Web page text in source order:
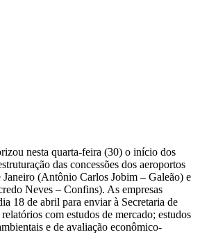
nesta quarta-feira (30) o início dos
das concessões dos aeroportos
(Antônio Carlos Jobim – Galeão) e
Neves – Confins). As empresas
18 de abril para enviar à Secretaria de
com estudos de mercado; estudos
e de avaliação econômico-